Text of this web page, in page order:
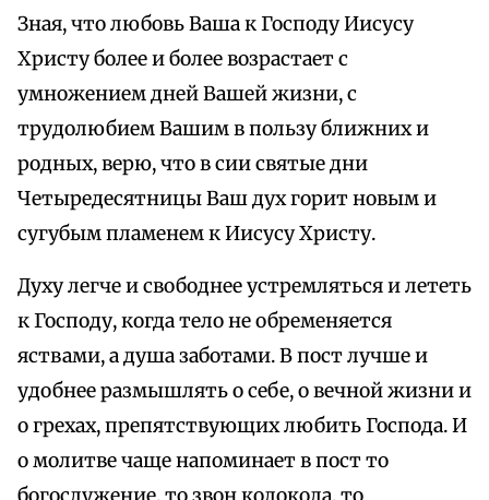
Зная, что любовь Ваша к Господу Иисусу
Христу более и более возрастает с
умножением дней Вашей жизни, с
трудолюбием Вашим в пользу ближних и
родных, верю, что в сии святые дни
Четыредесятницы Ваш дух горит новым и
сугубым пламенем к Иисусу Христу.
Духу легче и свободнее устремляться и лететь
к Господу, когда тело не обременяется
яствами, а душа заботами. В пост лучше и
удобнее размышлять о себе, о вечной жизни и
о грехах, препятствующих любить Господа. И
о молитве чаще напоминает в пост то